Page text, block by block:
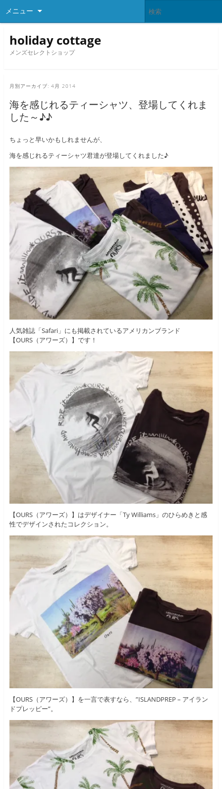
メニュー
holiday cottage
メンズセレクトショップ
月別アーカイブ: 4月 2014
海を感じれるティーシャツ、登場してくれま
した～♪♪
ちょっと早いかもしれませんが、
海を感じれるティーシャツ君達が登場してくれました♪
人気雑誌「Safari」にも掲載されているアメリカンブランド
【OURS（アワーズ）】です！
【OURS（アワーズ）】はデザイナー「Ty Williams」のひらめきと感
性でデザインされたコレクション。
【OURS（アワーズ）】を一言で表すなら、”ISLANDPREP – アイラン
ドプレッピー”。